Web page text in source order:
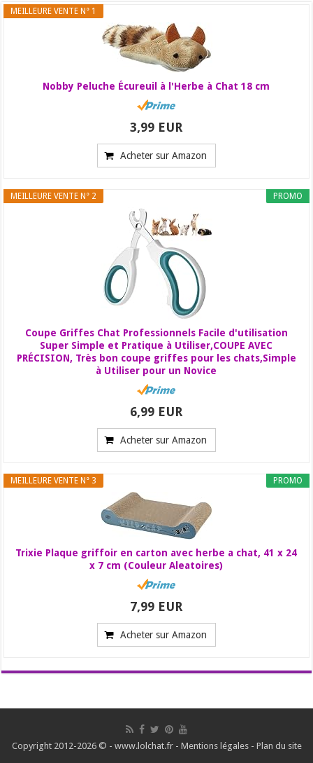
MEILLEURE VENTE N° 1
Nobby Peluche Écureuil à l'Herbe à Chat 18 cm
3,99 EUR
Acheter sur Amazon
PROMO
MEILLEURE VENTE N° 2
Coupe Griffes Chat Professionnels Facile d'utilisation
Super Simple et Pratique à Utiliser,COUPE AVEC
PRÉCISION, Très bon coupe griffes pour les chats,Simple
à Utiliser pour un Novice
6,99 EUR
Acheter sur Amazon
PROMO
MEILLEURE VENTE N° 3
Trixie Plaque griffoir en carton avec herbe a chat, 41 x 24
x 7 cm (Couleur Aleatoires)
7,99 EUR
Acheter sur Amazon
Copyright 2012-2026 © - www.lolchat.fr - Mentions légales- Plan du site